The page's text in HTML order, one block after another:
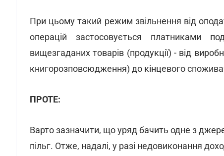
При цьому такий режим звільнення від
операцій застосовується платниками
вищезгаданих товарів (продукції) - від
книгорозповсюдження) до кінцевого
ПРОТЕ:
Варто зазначити, що уряд бачить одне з
пільг. Отже, надалі, у разі недовиконання